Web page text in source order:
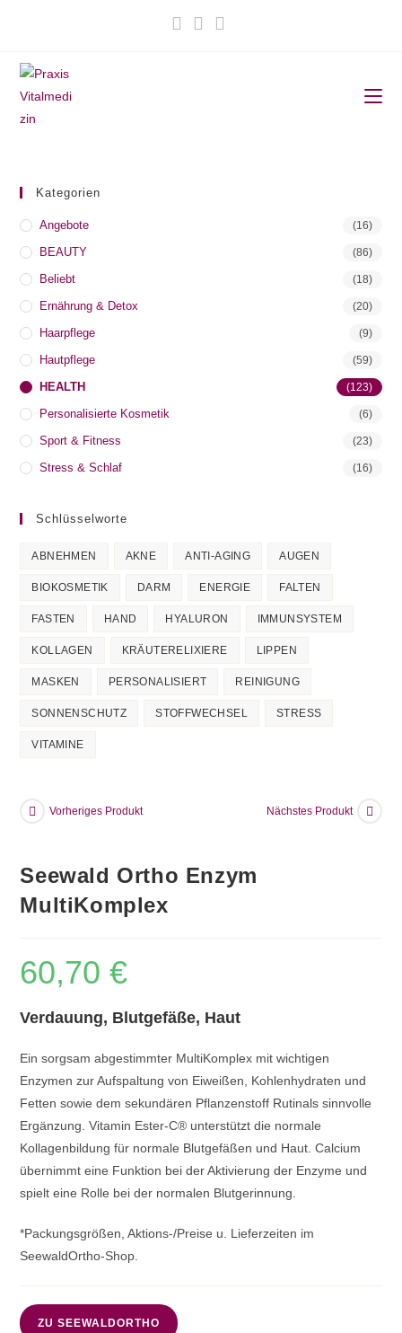
Kategorien
Angebote (16)
BEAUTY (86)
Beliebt (18)
Ernährung & Detox (20)
Haarpflege (9)
Hautpflege (59)
HEALTH (123)
Personalisierte Kosmetik (6)
Sport & Fitness (23)
Stress & Schlaf (16)
Schlüsselworte
ABNEHMEN AKNE ANTI-AGING AUGEN
BIOKOSMETIK DARM ENERGIE FALTEN
FASTEN HAND HYALURON IMMUNSYSTEM
KOLLAGEN KRÄUTERELIXIERE LIPPEN
MASKEN PERSONALISIERT REINIGUNG
SONNENSCHUTZ STOFFWECHSEL STRESS
VITAMINE
Vorheriges Produkt Nächstes Produkt
Seewald Ortho Enzym
MultiKomplex
60,70€
Verdauung, Blutgefäße, Haut
Ein sorgsam abgestimmter MultiKomplex mit wichtigen
Enzymen zur Aufspaltung von Eiweißen, Kohlenhydraten und
Fetten sowie dem sekundären Pflanzenstoff Rutinals sinnvolle
Ergänzung. Vitamin Ester-C® unterstützt die normale
Kollagenbildung für normale Blutgefäßen und Haut. Calcium
übernimmt eine Funktion bei der Aktivierung der Enzyme und
spielt eine Rolle bei der normalen Blutgerinnung.
*Packungsgrößen, Aktions-/Preise u. Lieferzeiten im
SeewaldOrtho-Shop.
ZU SEEWALDORTHO